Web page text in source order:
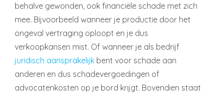
behalve gewonden, ook financiële schade met zich
mee. Bijvoorbeeld wanneer je productie door het
ongeval vertraging oploopt en je dus
verkoopkansen mist. Of wanneer je als bedrijf
juridisch aansprakelijk bent voor schade aan
anderen en dus schadevergoedingen of
advocatenkosten op je bord krijgt. Bovendien staat